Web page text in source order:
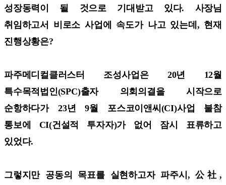
성장동력이 될 것으로 기대받고 있다. 사장님
취임하고서 비로소 사업에 속도가 나고 있는데, 현재
진행상황은?
파주메디컬클러스터 조성사업은 20년 12월
특수목적법인(SPC)출자 의회의결을 시작으로
순항하다가 23년 9월 포스코이앤씨(CI)사업 불참
통보에 CI(건설적 투자자)가 없어 잠시 표류하고
있었다.
그렇지만 공동의 목표를 실현하고자 파주시, 公社,